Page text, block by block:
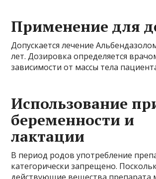
Применение для
Допускается лечение
лет. Дозировка определяется
зависимости от массы тела
Использование
беременности и
лактации
В период родов употребление
категорически запрещено.